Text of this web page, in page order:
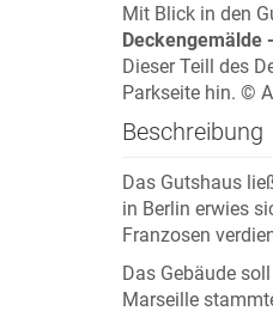
Mit Blick in den
Deckengemälde
Dieser Teill des
Parkseite hin. ©
Beschreibung
Das Gutshaus
in Berlin erwies
Franzosen
Das Gebäude
Marseille